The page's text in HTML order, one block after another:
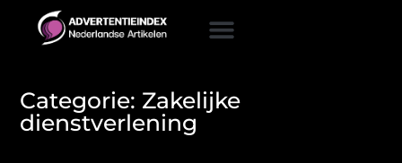
Categorie: Zakelijke
dienstverlening